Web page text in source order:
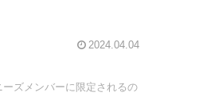
2024.04.04
ズメンバーに限定されるの